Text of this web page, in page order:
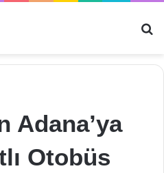
Adana’ya
Otobüs